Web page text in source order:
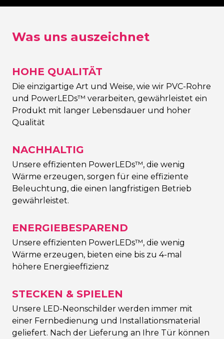
Was uns auszeichnet
HOHE QUALITÄT
Die einzigartige Art und Weise, wie wir PVC-Rohre
und PowerLEDs™ verarbeiten, gewährleistet ein
Produkt mit langer Lebensdauer und hoher
Qualität
NACHHALTIG
Unsere effizienten PowerLEDs™, die wenig
Wärme erzeugen, sorgen für eine effiziente
Beleuchtung, die einen langfristigen Betrieb
gewährleistet.
ENERGIEBESPAREND
Unsere effizienten PowerLEDs™, die wenig
Wärme erzeugen, bieten eine bis zu 4-mal
höhere Energieeffizienz
STECKEN & SPIELEN
Unsere LED-Neonschilder werden immer mit
einer Fernbedienung und Installationsmaterial
geliefert. Nach der Lieferung an Ihre Tür können